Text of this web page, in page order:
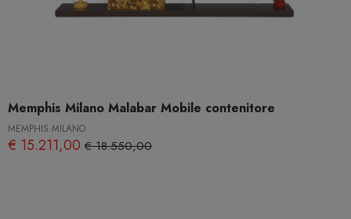
Memphis Milano Malabar Mobile contenitore
MEMPHIS MILANO
€ 15.211,00 € 18.550,00